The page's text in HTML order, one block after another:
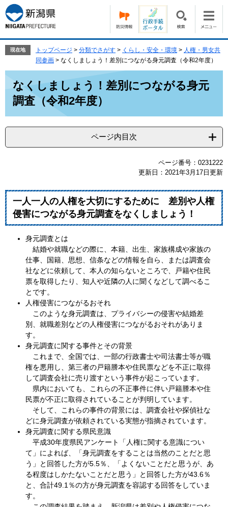
ー
ジ
の
で
ニ
ュ
ー
ば
現在地 トップページ > 分類でさがす > くらし・安全・環境 > 人権・男女共
同参画 > なくしましょう！差別につながる身元調査（令和2年度）
なくしましょう！差別につながる身元
調査（令和2年度）
ページ内目次
ページ番号：0231222
更新日：2021年3月17日更新
一人一人の人権を大切にするために 差別や人権
侵害につながる身元調査をなくしましょう！
身元調査とは
結婚や就職などの際に、本籍、出生、家族構成や家族の
仕事、国籍、思想、信条などの情報を自ら、または調査会
社などに依頼して、本人の知らないところで、戸籍や住民
票を取得したり、知人や近隣の人に聞くなどして調べるこ
とです。
人権侵害につながるおそれ
このような身元調査は、プライバシーの侵害や結婚差
別、就職差別などの人権侵害につながるおそれがありま
す。
身元調査に関する事件とその背景
これまで、全国では、一部の行政書士や司法書士等が職
権を悪用し、第三者の戸籍謄本や住民票などを不正に取得
して調査会社に売り渡すという事件が起こっています。
県内においても、これらの不正事件に伴い戸籍謄本や住
民票が不正に取得されていることが判明しています。
そして、これらの事件の背景には、調査会社や探偵社な
どに身元調査が依頼されている実態が指摘されています。
身元調査に関する県民意識
平成30年度県民アンケート「人権に関する意識につい
て」によれば、「身元調査をすることは当然のことだと思
う」と回答した方が5.5％、「よくないことだと思うが、あ
る程度はしかたないことだと思う」と回答した方が43.6％
と、合計49.1％の方が身元調査を容認する回答をしていま
す。